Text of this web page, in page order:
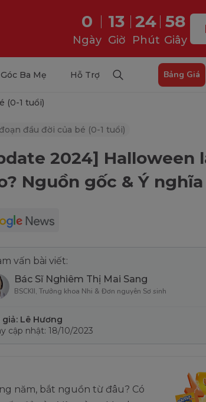
0
Ngày
13
Giờ
24
Phút
57
Giây
Góc Ba Mẹ Hỗ Trợ Bảng Giá
(0-1 tuổi)
đầu đời của bé (0-1 tuổi)
2024] Halloween
Nguồn gốc & Ý nghĩa
vấn bài viết:
Bác Sĩ Nghiêm Thị Mai Sang
BSCKII, Trưởng khoa Nhi & Đơn nguyên Sơ sinh
giả: Lê Hương
cập nhật: 18/10/2023
năm, bắt nguồn từ đâu? Có